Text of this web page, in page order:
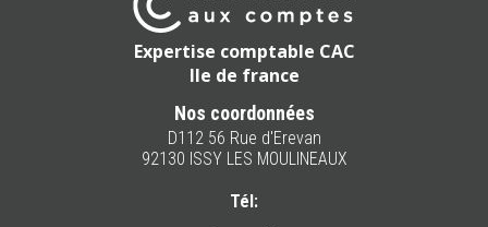
Expertise comptable CAC
Ile de france
Nos coordonnées
D112 56 Rue d'Erevan
92130 ISSY LES MOULINEAUX
Tél: